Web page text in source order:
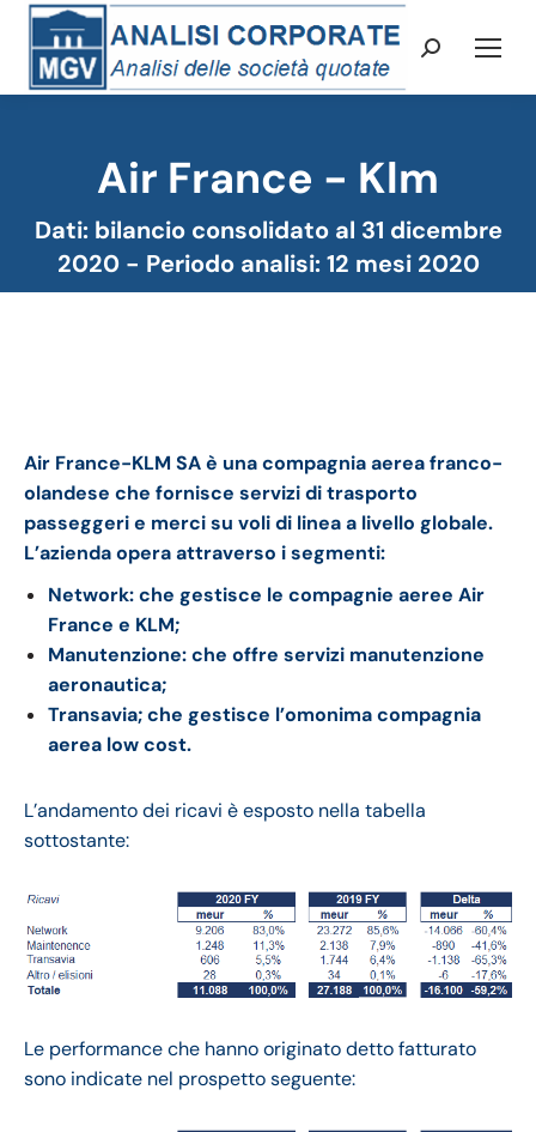
Cerca:
Air France - Klm
Dati: bilancio consolidato al 31 dicembre
2020 - Periodo analisi: 12 mesi 2020
Tu sei qui:
Air France-KLM SA è una compagnia aerea franco-
olandese che fornisce servizi di trasporto
passeggeri e merci su voli di linea a livello globale.
L’azienda opera attraverso i segmenti:
Network: che gestisce le compagnie aeree Air
France e KLM;
Manutenzione: che offre servizi manutenzione
aeronautica;
Transavia; che gestisce l’omonima compagnia
aerea low cost.
L’andamento dei ricavi è esposto nella tabella
sottostante:
Le performance che hanno originato detto fatturato
sono indicate nel prospetto seguente: